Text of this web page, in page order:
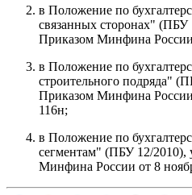
в Положение по
связанных сторонах" (ПБУ
Приказом Минфина России
в Положение по
строительного подряда"
Приказом Минфина России
116н;
в Положение по
сегментам" (ПБУ 12/2010),
Минфина России от 8